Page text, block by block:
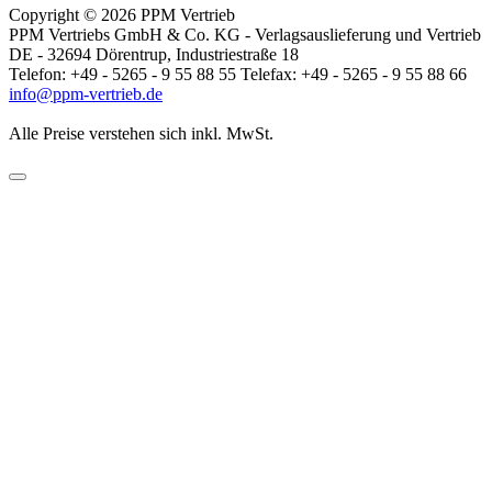
Copyright © 2026 PPM Vertrieb
PPM Vertriebs GmbH & Co. KG - Verlagsauslieferung und Vertrieb
DE - 32694 Dörentrup, Industriestraße 18
Telefon: +49 - 5265 - 9 55 88 55 Telefax: +49 - 5265 - 9 55 88 66
info@ppm-vertrieb.de
Alle Preise verstehen sich inkl. MwSt.